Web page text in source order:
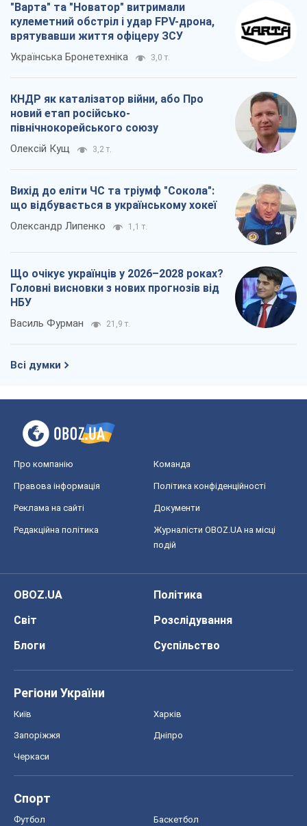
"Варта" та "Новатор" витримали
кулеметний обстріл і удар FPV-дрона,
врятувавши життя офіцеру ЗСУ
Українська Бронетехніка 3,0 т.
КНДР як каталізатор війни, або Про
новий етап російсько-
північнокорейського союзу
Олексій Кущ 3,2 т.
Вихід до еліти ЧС та тріумф "Сокола":
що відбувається в українському хокеї
Олександр Липенко 1,1 т.
Що очікує українців у 2026–2028 роках?
Головні висновки з нових прогнозів від
НБУ
Василь Фурман 21,9 т.
Всі думки
Про компанію Команда
Правова інформація Політика конфіденційності
Реклама на сайті Документи
Редакційна політика
Журналісти OBOZ.UA на місці
подій
OBOZ.UA
Політика
Світ
Розслідування
Блоги
Суспільство
Регіони України
Київ Харків
Запоріжжя Дніпро
Черкаси
Спорт
Футбол Баскетбол